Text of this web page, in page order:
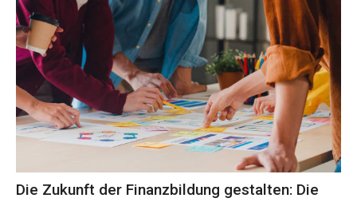
Die Zukunft der Finanzbildung gestalten: Die